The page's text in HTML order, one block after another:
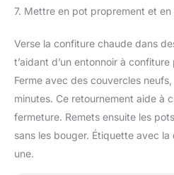
7. Mettre en pot proprement et en
Verse la confiture chaude dans
t’aidant d’un entonnoir à
Ferme avec des couvercles
minutes. Ce retournement aide à
fermeture. Remets ensuite les
sans les bouger. Étiquette avec
une.